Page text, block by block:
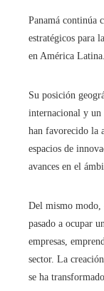
Panamá continúa
estratégicos para
en América Latina.
Su posición
internacional y un
han favorecido la
espacios de
avances en el
Del mismo modo,
pasado a ocupar
empresas,
sector. La
se ha